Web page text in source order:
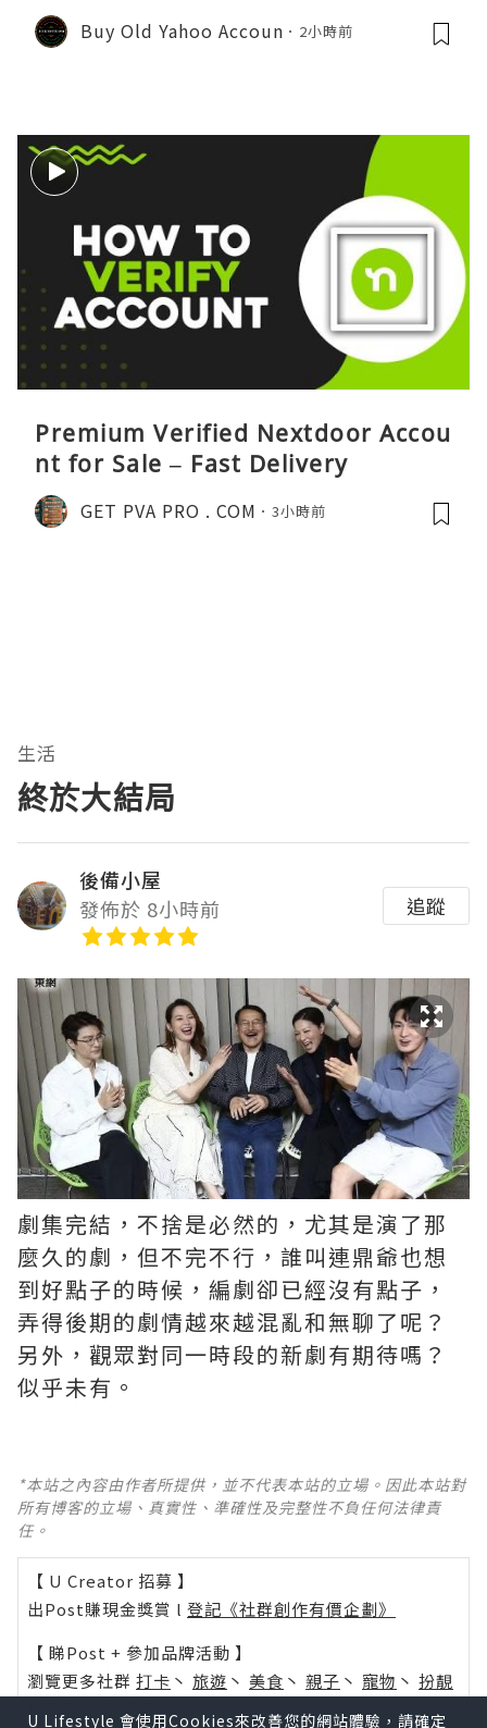
Buy Old Yahoo Accoun 2小時前
Premium Verified Nextdoor Accou
nt for Sale – Fast Delivery
GET PVA PRO . COM 3小時前
生活
終於大結局
後備小屋
發佈於 8小時前
追蹤
劇集完結，不捨是必然的，尤其是演了那
麼久的劇，但不完不行，誰叫連鼎爺也想
到好點子的時候，編劇卻已經沒有點子，
弄得後期的劇情越來越混亂和無聊了呢？ ​​​
另外，觀眾對同一時段的新劇有期待嗎？
似乎未有。
*本站之內容由作者所提供，並不代表本站的立場。因此本站對
所有博客的立場、真實性、準確性及完整性不負任何法律責
任。
【 U Creator 招募 】
出Post賺現金獎賞 l 登記《社群創作有價企劃》
【 睇Post + 參加品牌活動 】
瀏覽更多社群 打卡 丶 旅遊 丶 美食 丶 親子 丶 寵物 丶 扮靚
活動情報
U Lifestyle 會使用Cookies來改善您的網站體驗，請確定